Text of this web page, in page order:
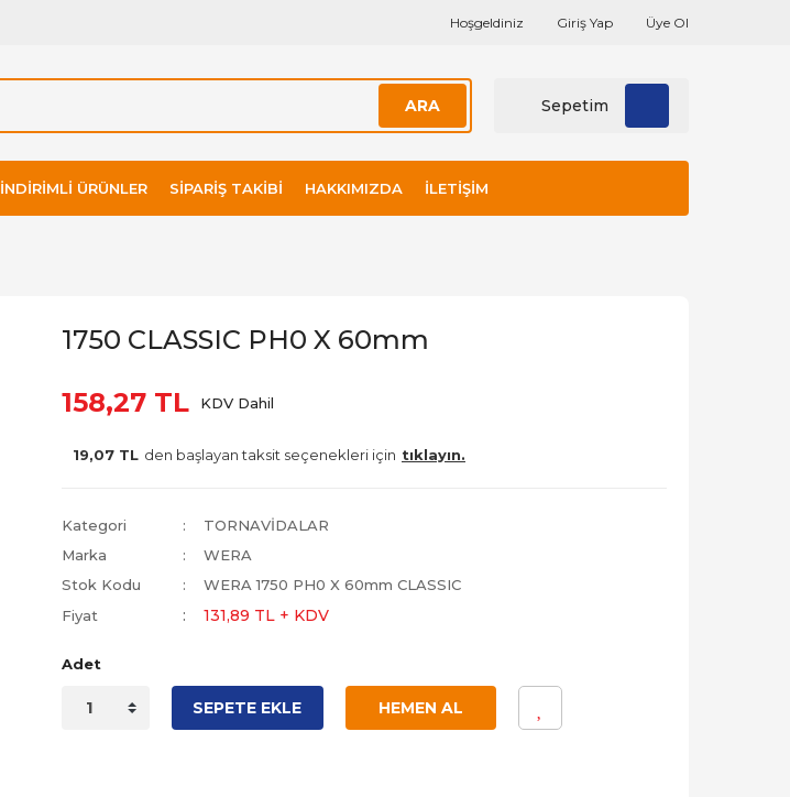
Hoşgeldiniz Giriş Yap Üye Ol
ARA Sepetim
İNDIRIMLI ÜRÜNLER SIPARIŞ TAKIBI HAKKIMIZDA İLETIŞIM
1750 CLASSIC PH0 X 60mm
158,27 TL
KDV Dahil
19,07 TL den başlayan taksit seçenekleri için tıklayın.
Kategori
TORNAVİDALAR
Marka
WERA
Stok Kodu
WERA 1750 PH0 X 60mm CLASSIC
Fiyat
131,89 TL + KDV
Adet
SEPETE EKLE HEMEN AL